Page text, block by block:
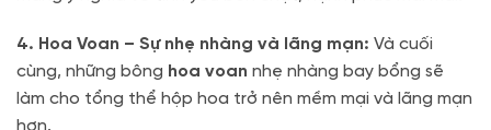
4. Hoa Voan – Sự nhẹ nhàng và lãng mạn: Và cuối
cùng, những bông hoa voan nhẹ nhàng bay bổng sẽ
làm cho tổng thể hộp hoa trở nên mềm mại và lãng mạn